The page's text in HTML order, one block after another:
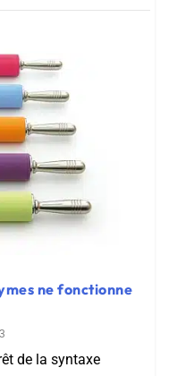
ne fonctionne
de la syntaxe